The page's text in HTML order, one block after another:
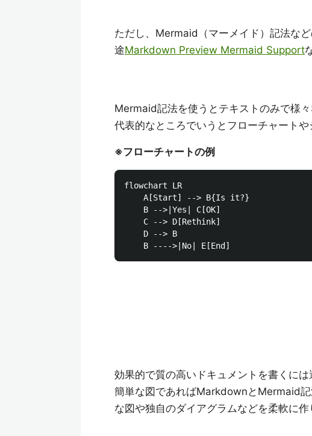
ただし、Mermaid（マーメイド）記法な
途Markdown Preview Mermaid Support
Mermaid記法を使うとテキストのみで様々
代表的なところでいうとフローチャートや
※フローチャートの例
flowchart LR
    A[Start] --> B{Is it?}
    B -->|Yes| C[OK]
    C --> D[Rethink]
    D --> B
効果的で質の高いドキュメントを書くには
簡単な図であればMarkdownとMermaid
な図や独自のダイアグラムなどを柔軟に